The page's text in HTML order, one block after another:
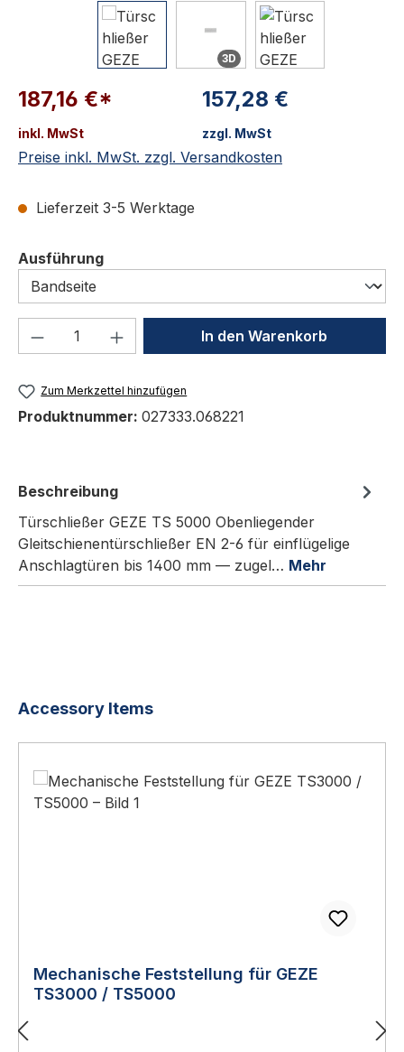
3D
187,16 €*
inkl. MwSt
157,28 €
zzgl. MwSt
Preise inkl. MwSt. zzgl. Versandkosten
Lieferzeit 3-5 Werktage
Ausführungauswählen
Produkt Anzahl: Gib denIn den Warenkorb
Zum Merkzettel hinzufügen
Produktnummer: 027333.068221
Beschreibung
Türschließer GEZE TS 5000 Obenliegender
Gleitschienentürschließer EN 2-6 für einflügelige
Anschlagtüren bis 1400 mm — zugel… Mehr
Produktgalerie überspringen
Accessory Items
Mechanische Feststellung für GEZE
TS3000 / TS5000